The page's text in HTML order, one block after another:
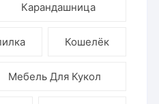
Карандашница
Кошелёк
Мебель Для Кукол